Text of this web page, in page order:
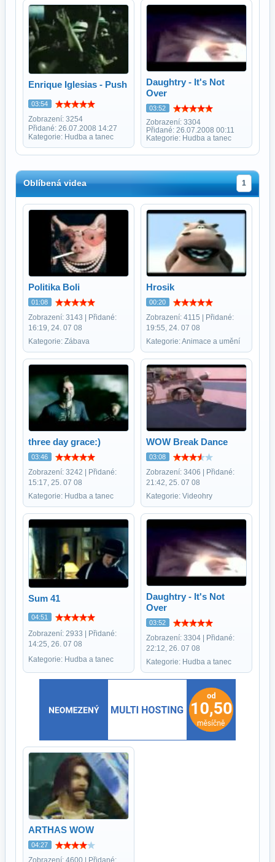
Enrique Iglesias - Push
03:54
Zobrazení: 3254
Přidané: 26.07.2008 14:27
Kategorie: Hudba a tanec
Daughtry - It's Not
Over
03:52
Zobrazení: 3304
Přidané: 26.07.2008 00:11
Kategorie: Hudba a tanec
Oblíbená videa 1
Politika Boli
01:08
Zobrazení: 3143 | Přidané:
16:19, 24. 07 08
Kategorie: Zábava
Hrosik
00:20
Zobrazení: 4115 | Přidané:
19:55, 24. 07 08
Kategorie: Animace a umění
three day grace:)
03:46
Zobrazení: 3242 | Přidané:
15:17, 25. 07 08
Kategorie: Hudba a tanec
WOW Break Dance
03:08
Zobrazení: 3406 | Přidané:
21:42, 25. 07 08
Kategorie: Videohry
Sum 41
04:51
Zobrazení: 2933 | Přidané:
14:25, 26. 07 08
Kategorie: Hudba a tanec
Daughtry - It's Not
Over
03:52
Zobrazení: 3304 | Přidané:
22:12, 26. 07 08
Kategorie: Hudba a tanec
ARTHAS WOW
04:27
Zobrazení: 4600 | Přidané: